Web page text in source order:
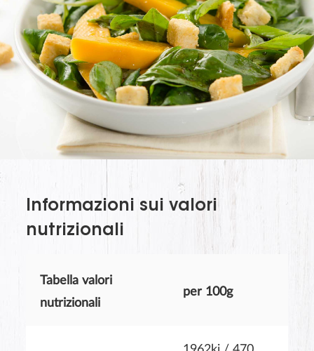
Informazioni sui valori
nutrizionali
Tabella valori
nutrizionali
per 100g
The last name will not be visible on the website!